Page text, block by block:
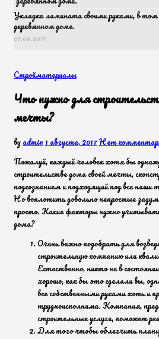
Укладка ламината своими руками, в том
деревянном доме.
07.06.2017
Стройматериалы
Что нужно для
мечты?
byadmin1 августа, 2017Нет
Пожалуй, каждый человек хотя бы
строительстве дома своей мечты,
подсознанием и подходящий под все наши
Но воплотить довольно непростые
просто. Какие факторы нужно
дома?
Очень важно подобрать для
строительную компанию или
Естественно, никто не в
хорошо, как бы это сделали вы,
все собственными руками хоть и
трудноисполнима. Компания,
строительные услуги, поможет
Для того чтобы облегчить